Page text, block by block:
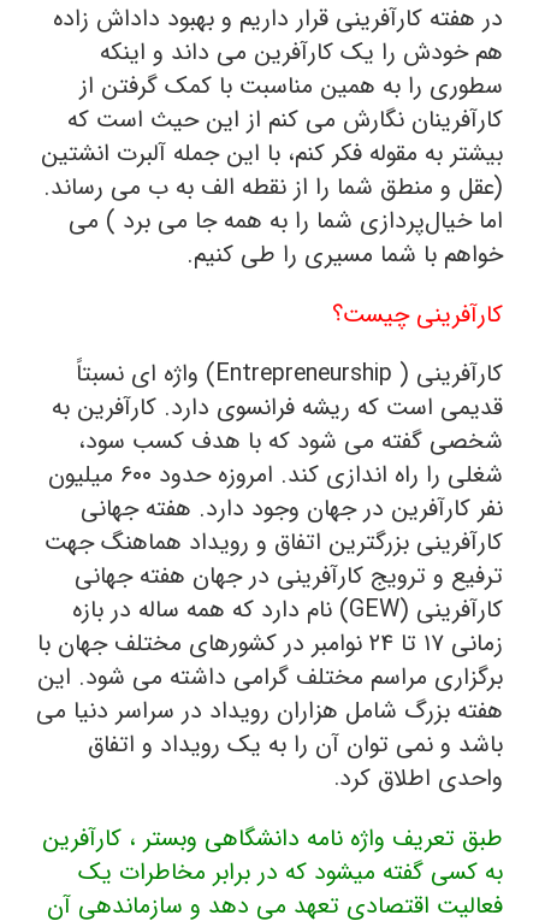
در هفته کارآفرینی قرار داریم و بهبود داداش زاده
هم خودش را یک کارآفرین می داند و اینکه
سطوری را به همین مناسبت با کمک گرفتن از
کارآفرینان نگارش می کنم از این حیث است که
بیشتر به مقوله فکر کنم، با این جمله آلبرت انشتین
(عقل و منطق شما را از نقطه الف به ب می رساند.
اما خیال‌پردازی شما را به همه جا می برد ) می
خواهم با شما مسیری را طی کنیم.
کارآفرینی چیست؟
کارآفرینی ( Entrepreneurship) واژه ای نسبتاً
قدیمی است که ریشه فرانسوی دارد. کارآفرین به
شخصی گفته می ­شود که با هدف کسب سود،
شغلی را راه اندازی کند. امروزه حدود ۶۰۰ میلیون
نفر کارآفرین در جهان وجود دارد. هفته جهانی
کارآفرینی بزرگترین اتفاق و رویداد هماهنگ جهت
ترفیع و ترویج کارآفرینی در جهان هفته جهانی
کارآفرینی (GEW) نام دارد که همه ساله در بازه
زمانی ۱۷ تا ۲۴ نوامبر در کشورهای مختلف جهان با
برگزاری مراسم مختلف گرامی داشته می شود. این
هفته بزرگ شامل هزاران رویداد در سراسر دنیا می
باشد و نمی توان آن را به یک رویداد و اتفاق
واحدی اطلاق کرد.
طبق تعریف واژه نامه دانشگاهی وبستر ، کارآفرین
به کسی گفته میشود که در برابر مخاطرات یک
فعالیت اقتصادی تعهد می دهد و سازماندهی آن